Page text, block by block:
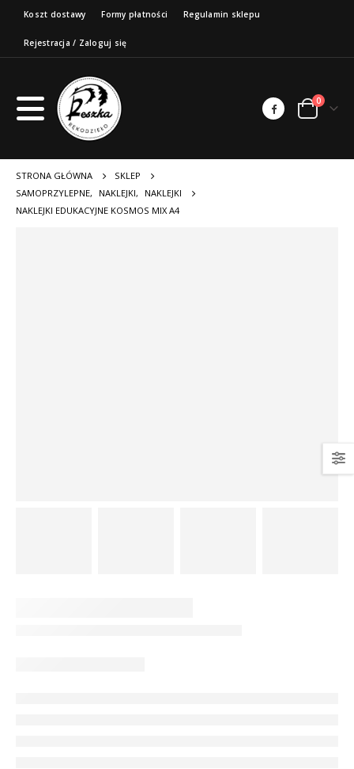
Koszt dostawy Formy płatności Regulamin sklepu
Rejestracja / Zaloguj się
0
STRONA GŁÓWNA
SKLEP
SAMOPRZYLEPNE, NAKLEJKI,
NAKLEJKI
NAKLEJKI EDUKACYJNE KOSMOS MIX A4